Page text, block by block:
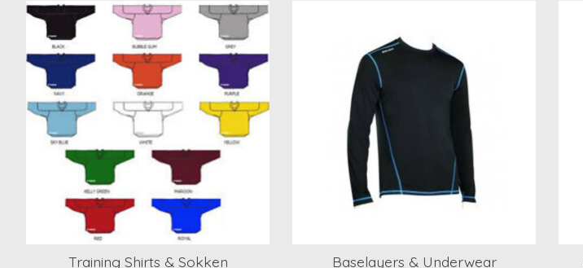
Training Shirts & Sokken Baselayers & Underwear